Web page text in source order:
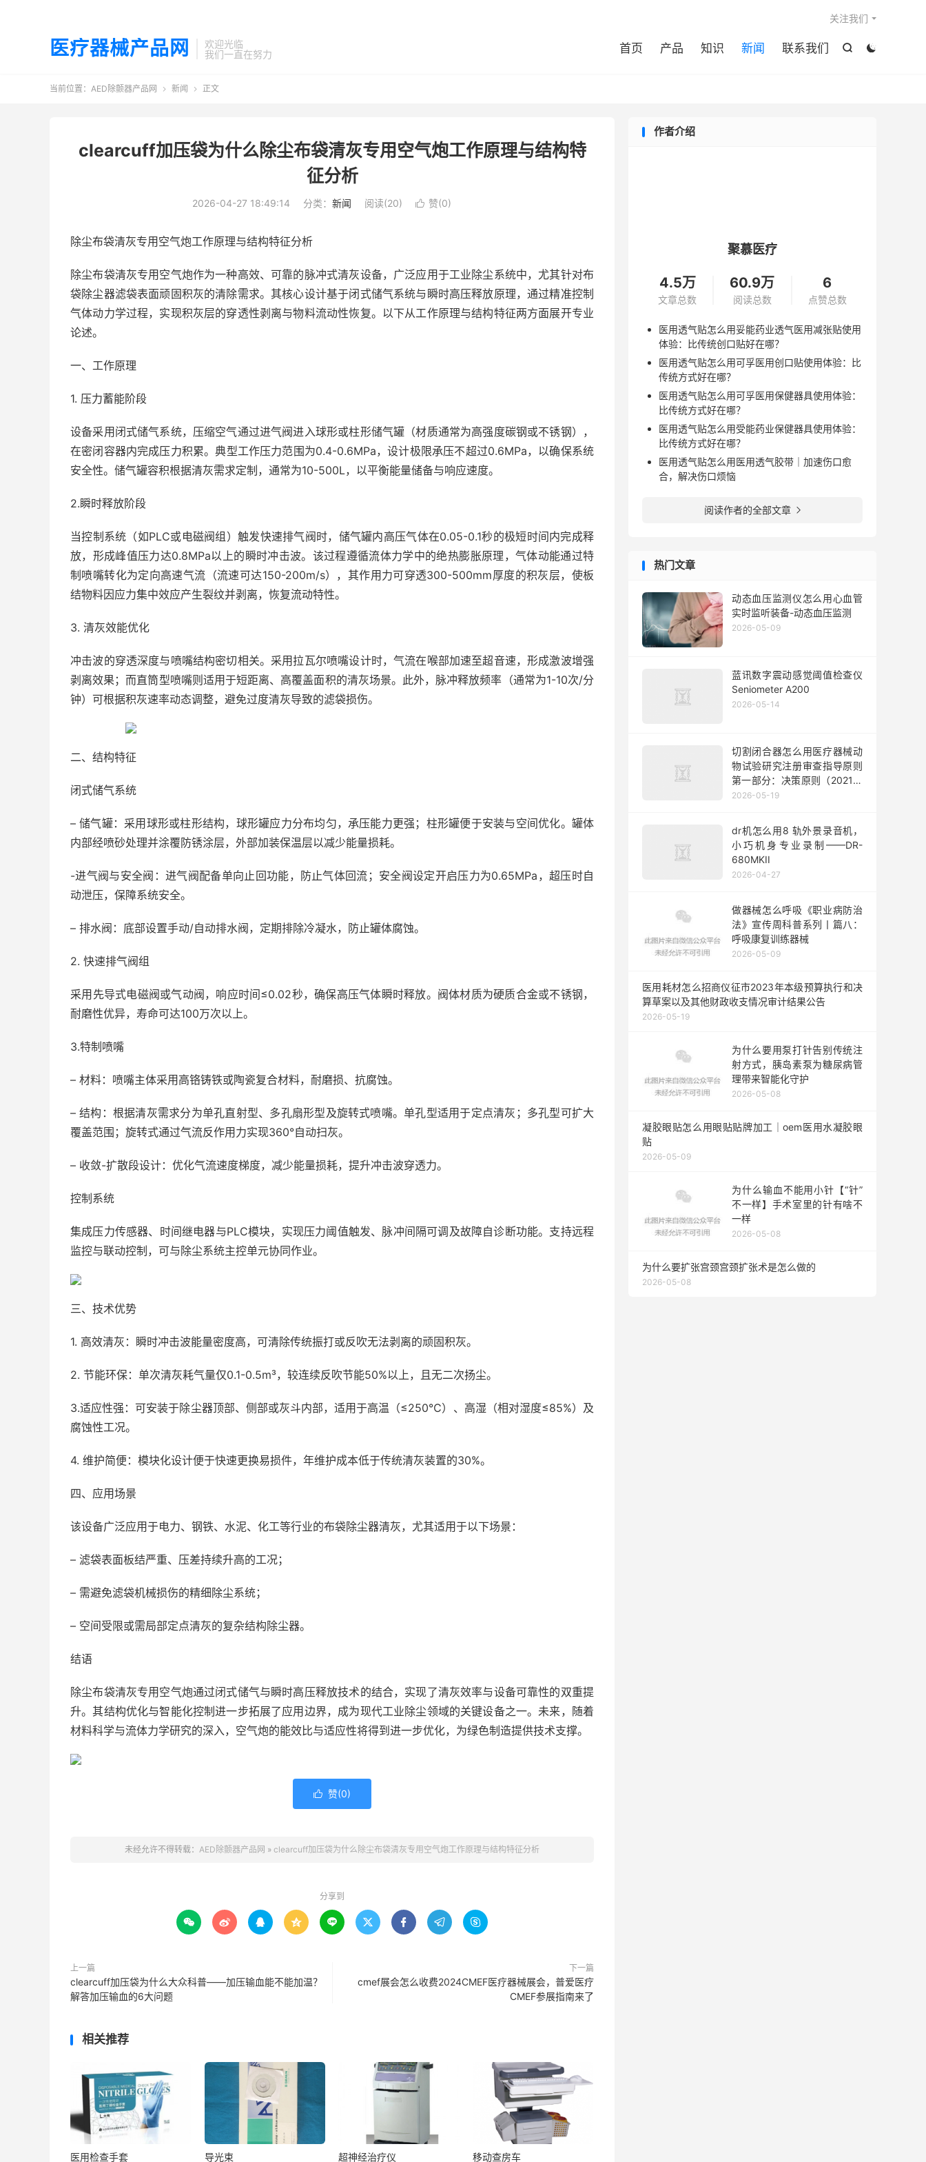
医疗器械产品网
欢迎光临
我们一直在努力


首页 产品 知识 新闻 联系我们
关注我们
当前位置： AED除颤器产品网  新闻  正文
clearcuff加压袋为什么除尘布袋清灰专用空气炮工作原理与结构特
征分析
2026-04-27 18:49:14 分类： 新闻 阅读(20)  赞(0)
除尘布袋清灰专用空气炮工作原理与结构特征分析
除尘布袋清灰专用空气炮作为一种高效、可靠的脉冲式清灰设备，广泛应用于工业除尘系统中，尤其针对布
袋除尘器滤袋表面顽固积灰的清除需求。其核心设计基于闭式储气系统与瞬时高压释放原理，通过精准控制
气体动力学过程，实现积灰层的穿透性剥离与物料流动性恢复。以下从工作原理与结构特征两方面展开专业
论述。
一、工作原理
1. 压力蓄能阶段
设备采用闭式储气系统，压缩空气通过进气阀进入球形或柱形储气罐（材质通常为高强度碳钢或不锈钢），
在密闭容器内完成压力积累。典型工作压力范围为0.4-0.6MPa，设计极限承压不超过0.6MPa，以确保系统
安全性。储气罐容积根据清灰需求定制，通常为10-500L，以平衡能量储备与响应速度。
2.瞬时释放阶段
当控制系统（如PLC或电磁阀组）触发快速排气阀时，储气罐内高压气体在0.05-0.1秒的极短时间内完成释
放，形成峰值压力达0.8MPa以上的瞬时冲击波。该过程遵循流体力学中的绝热膨胀原理，气体动能通过特
制喷嘴转化为定向高速气流（流速可达150-200m/s），其作用力可穿透300-500mm厚度的积灰层，使板
结物料因应力集中效应产生裂纹并剥离，恢复流动特性。
3. 清灰效能优化
冲击波的穿透深度与喷嘴结构密切相关。采用拉瓦尔喷嘴设计时，气流在喉部加速至超音速，形成激波增强
剥离效果；而直筒型喷嘴则适用于短距离、高覆盖面积的清灰场景。此外，脉冲释放频率（通常为1-10次/分
钟）可根据积灰速率动态调整，避免过度清灰导致的滤袋损伤。
二、结构特征
闭式储气系统
– 储气罐：采用球形或柱形结构，球形罐应力分布均匀，承压能力更强；柱形罐便于安装与空间优化。罐体
内部经喷砂处理并涂覆防锈涂层，外部加装保温层以减少能量损耗。
-进气阀与安全阀：进气阀配备单向止回功能，防止气体回流；安全阀设定开启压力为0.65MPa，超压时自
动泄压，保障系统安全。
– 排水阀：底部设置手动/自动排水阀，定期排除冷凝水，防止罐体腐蚀。
2. 快速排气阀组
采用先导式电磁阀或气动阀，响应时间≤0.02秒，确保高压气体瞬时释放。阀体材质为硬质合金或不锈钢，
耐磨性优异，寿命可达100万次以上。
3.特制喷嘴
– 材料：喷嘴主体采用高铬铸铁或陶瓷复合材料，耐磨损、抗腐蚀。
– 结构：根据清灰需求分为单孔直射型、多孔扇形型及旋转式喷嘴。单孔型适用于定点清灰；多孔型可扩大
覆盖范围；旋转式通过气流反作用力实现360°自动扫灰。
– 收敛-扩散段设计：优化气流速度梯度，减少能量损耗，提升冲击波穿透力。
控制系统
集成压力传感器、时间继电器与PLC模块，实现压力阈值触发、脉冲间隔可调及故障自诊断功能。支持远程
监控与联动控制，可与除尘系统主控单元协同作业。
三、技术优势
1. 高效清灰：瞬时冲击波能量密度高，可清除传统振打或反吹无法剥离的顽固积灰。
2. 节能环保：单次清灰耗气量仅0.1-0.5m³，较连续反吹节能50%以上，且无二次扬尘。
3.适应性强：可安装于除尘器顶部、侧部或灰斗内部，适用于高温（≤250℃）、高湿（相对湿度≤85%）及
腐蚀性工况。
4. 维护简便：模块化设计便于快速更换易损件，年维护成本低于传统清灰装置的30%。
四、应用场景
该设备广泛应用于电力、钢铁、水泥、化工等行业的布袋除尘器清灰，尤其适用于以下场景：
– 滤袋表面板结严重、压差持续升高的工况；
– 需避免滤袋机械损伤的精细除尘系统；
– 空间受限或需局部定点清灰的复杂结构除尘器。
结语
除尘布袋清灰专用空气炮通过闭式储气与瞬时高压释放技术的结合，实现了清灰效率与设备可靠性的双重提
升。其结构优化与智能化控制进一步拓展了应用边界，成为现代工业除尘领域的关键设备之一。未来，随着
材料科学与流体力学研究的深入，空气炮的能效比与适应性将得到进一步优化，为绿色制造提供技术支撑。
 赞(0)
未经允许不得转载： AED除颤器产品网 » clearcuff加压袋为什么除尘布袋清灰专用空气炮工作原理与结构特征分析
分享到
        
上一篇
clearcuff加压袋为什么大众科普——加压输血能不能加温？
解答加压输血的6大问题
下一篇
cmef展会怎么收费2024CMEF医疗器械展会，普爱医疗
CMEF参展指南来了
相关推荐
医用检查手套 导光束 超神经治疗仪 移动查房车
作者介绍
聚慕医疗
4.5万
文章总数
60.9万
阅读总数
6
点赞总数
医用透气贴怎么用妥能药业透气医用减张贴使用
体验：比传统创口贴好在哪？
医用透气贴怎么用可孚医用创口贴使用体验：比
传统方式好在哪？
医用透气贴怎么用可孚医用保健器具使用体验：
比传统方式好在哪？
医用透气贴怎么用受能药业保健器具使用体验：
比传统方式好在哪？
医用透气贴怎么用医用透气胶带｜加速伤口愈
合，解决伤口烦恼
阅读作者的全部文章 
热门文章
动态血压监测仪怎么用心血管
实时监听装备-动态血压监测
2026-05-09
蓝讯数字震动感觉阈值检查仪
Seniometer A200
2026-05-14
切割闭合器怎么用医疗器械动
物试验研究注册审查指导原则
第一部分：决策原则（2021年
修订版）
2026-05-19
dr机怎么用8 轨外景录音机，
小巧机身专业录制——DR-
680MKII
2026-04-27
做器械怎么呼吸《职业病防治
法》宣传周科普系列丨篇八：
呼吸康复训练器械
2026-05-09
医用耗材怎么招商仪征市2023年本级预算执行和决
算草案以及其他财政收支情况审计结果公告
2026-05-19
为什么要用泵打针告别传统注
射方式，胰岛素泵为糖尿病管
理带来智能化守护
2026-05-08
凝胶眼贴怎么用眼贴贴牌加工｜oem医用水凝胶眼
贴
2026-05-09
为什么输血不能用小针【“针”
不一样】手术室里的针有啥不
一样
2026-05-08
为什么要扩张宫颈宫颈扩张术是怎么做的
2026-05-08